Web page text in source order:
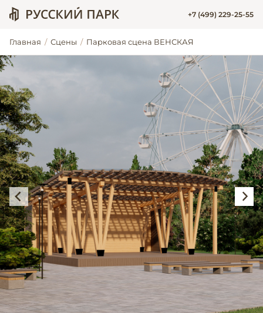
+7 (499) 229-25-55
Главная Сцены Парковая сцена ВЕНСКАЯ